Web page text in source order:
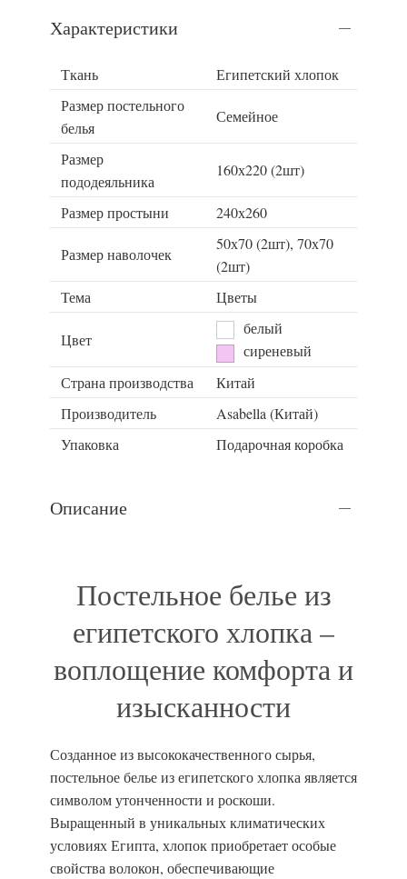
Характеристики
Ткань
Египетский хлопок
Размер постельного
белья
Семейное
Размер
пододеяльника
160х220 (2шт)
Размер простыни 240х260
Размер наволочек
50х70 (2шт), 70х70
(2шт)
Тема
Цветы
Цвет
белый
сиреневый
Страна производства
Китай
Производитель
Asabella (Китай)
Упаковка
Подарочная коробка
Описание
Постельное белье из
египетского хлопка –
воплощение комфорта и
изысканности
Созданное из высококачественного сырья,
постельное белье из египетского хлопка является
символом утонченности и роскоши.
Выращенный в уникальных климатических
условиях Египта, хлопок приобретает особые
свойства волокон, обеспечивающие